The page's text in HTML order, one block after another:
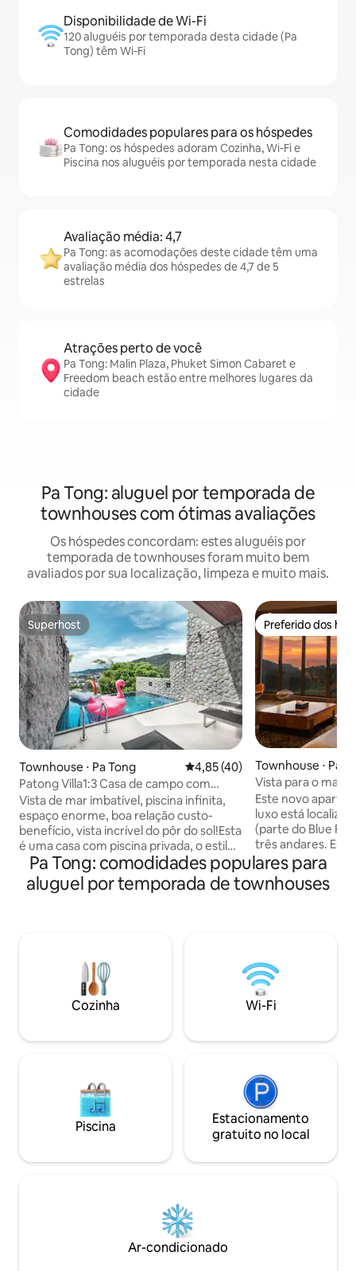
Disponibilidade de Wi-Fi
120 aluguéis por temporada desta cidade (Pa
Tong) têm Wi-Fi
Comodidades populares para os hóspedes
Pa Tong: os hóspedes adoram Cozinha, Wi-Fi e
Piscina nos aluguéis por temporada nesta cidade
Avaliação média: 4,7
Pa Tong: as acomodações deste cidade têm uma
avaliação média dos hóspedes de 4,7 de 5
estrelas
Atrações perto de você
Pa Tong: Malin Plaza, Phuket Simon Cabaret e
Freedom beach estão entre melhores lugares da
cidade
Pa Tong: aluguel por temporada de
townhouses com ótimas avaliações
Os hóspedes concordam: estes aluguéis por
temporada de townhouses foram muito bem
avaliados por sua localização, limpeza e muito mais.
Superhost
Superhost
Townhouse ⋅ Pa Tong 4,85 de uma avaliação média
4,85 (40)
Patong Villa1:3 Casa de campo com
piscina [Dois quartos com vista para o
mar] Perto de Ban Zan Jiang Xi Leng Hai
Tan [Governanta trilingue]
Vista de mar imbatível, piscina infinita,
espaço enorme, boa relação custo-
benefício, vista incrível do pôr do sol!Esta
é uma casa com piscina privada, o estilo
geral é moderno, com uma vista para o
mar muito bonita, vista aberta, olhando
para a atmosfera, muito confortável
estar ao redor estão totalmente
equipadas, 3 minutos a pé à esquerda do
portão da vila 7.11 Loja de conveniência
super barata Super barato
restaurantes, bancos de aluguel de
você precisa para sua viagem de férias
de vida. A vila é tranquila e o lugar mais
animado em Patong: Jungceylon
shopping Jungceylon; Banzaan Fresh
Beach, Patong Beach, fica a cerca de
aluguel de motocicletas, você pode
informar à governanta quando precisa
fazer o check-in!O anfitrião é um chinês
que mora na Tailândia há muito tempo,
Preferido dos
Preferido dos
Townhouse ⋅ Pa
Vista para o mar
Este novo
luxo está
(parte do Blue
três andares.
apartamento em
vista e
complexo. Ao
salas de baixo
terraço na
panorâmica do
indescritível. Ao
A enorme sala de
para o mar, que
de manhã à noite.
Marriott e do
centro de
agitação. A 3
desfrutar de
Pa Tong: comodidades populares para
aluguel por temporada de townhouses
Cozinha Wi-Fi
Piscina
Estacionamento
gratuito no local
Ar-condicionado